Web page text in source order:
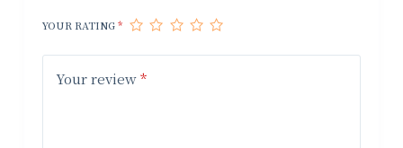
YOUR RATING*
Your review*